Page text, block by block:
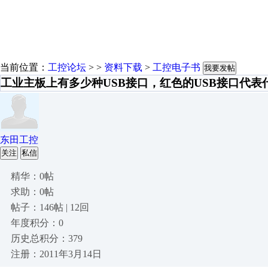
当前位置： 工控论坛 > > 资料下载 > 工控电子书 我要发帖
工业主板上有多少种USB接口，红色的USB接口代表
东田工控
关注 私信
精华：0帖
求助：0帖
帖子：146帖 | 12回
年度积分：0
历史总积分：379
注册：2011年3月14日